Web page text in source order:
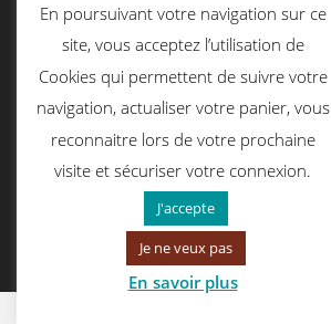
Le Blog
Conditions générales de vente
Mentions légales
Politique de confidentialité
politique de cookies
En poursuivant votre navigation sur ce
site, vous acceptez l’utilisation de
Cookies qui permettent de suivre votre
navigation, actualiser votre panier, vous
reconnaitre lors de votre prochaine
visite et sécuriser votre connexion.
J'accepte
Je ne veux pas
En savoir plus